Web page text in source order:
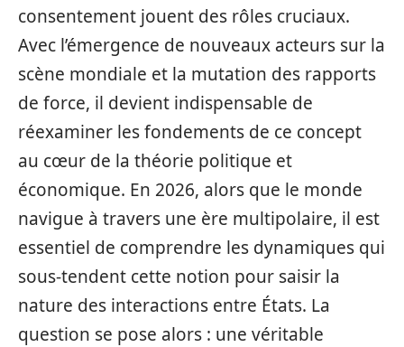
consentement jouent des rôles cruciaux.
Avec l’émergence de nouveaux acteurs sur la
scène mondiale et la mutation des rapports
de force, il devient indispensable de
réexaminer les fondements de ce concept
au cœur de la théorie politique et
économique. En 2026, alors que le monde
navigue à travers une ère multipolaire, il est
essentiel de comprendre les dynamiques qui
sous-tendent cette notion pour saisir la
nature des interactions entre États. La
question se pose alors : une véritable